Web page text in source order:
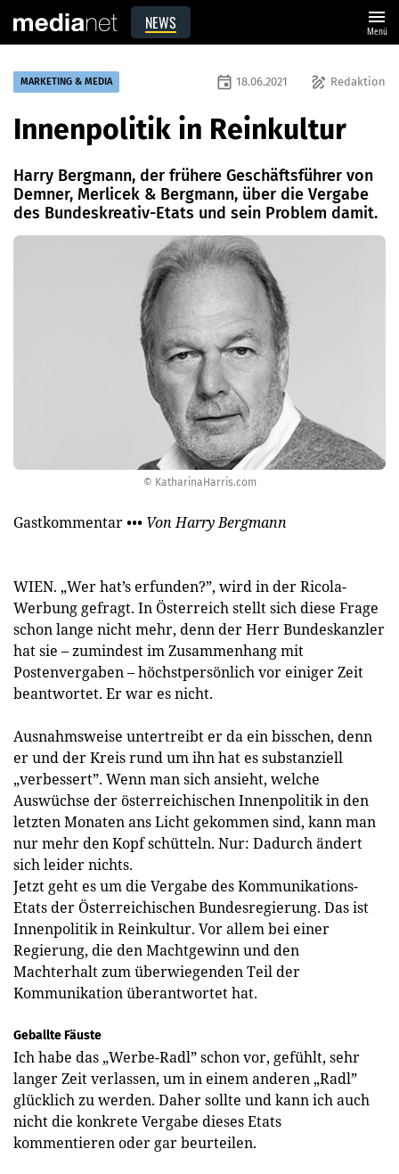
NEWS menu
Menü
© KatharinaHarris.com
MARKETING & MEDIA draw Redaktion
event 18.06.2021
Innenpolitik in Reinkultur
Harry Bergmann, der frühere Geschäftsführer von
Demner, Merlicek & ­Bergmann, über die Vergabe
des Bundeskreativ-Etats und sein Problem damit.
Gastkommentar ••• Von Harry Bergmann
WIEN. „Wer hat’s erfunden?”, wird in der Ricola-
Werbung gefragt. In Österreich stellt sich diese Frage
schon lange nicht mehr, denn der Herr Bundeskanzler
hat sie – zumindest im Zusammenhang mit
Postenvergaben – höchstpersönlich vor einiger Zeit
beantwortet. Er war es nicht.
Ausnahmsweise untertreibt er da ein bisschen, denn
er und der Kreis rund um ihn hat es substanziell
„verbessert”. Wenn man sich ansieht, welche
Auswüchse der österreichischen Innenpolitik in den
letzten Monaten ans Licht gekommen sind, kann man
nur mehr den Kopf schütteln. Nur: Dadurch ändert
sich leider nichts.
Jetzt geht es um die Vergabe des Kommunikations-
Etats der Österreichischen Bundesregierung. Das ist
Innenpolitik in Reinkultur. Vor allem bei einer
Regierung, die den Machtgewinn und den
Machterhalt zum überwiegenden Teil der
Kommunikation überantwortet hat.
Geballte Fäuste
Ich habe das „Werbe-Radl” schon vor, gefühlt, sehr
langer Zeit verlassen, um in einem anderen „Radl”
glücklich zu werden. Daher sollte und kann ich auch
nicht die konkrete Vergabe dieses Etats
kommentieren oder gar beurteilen.